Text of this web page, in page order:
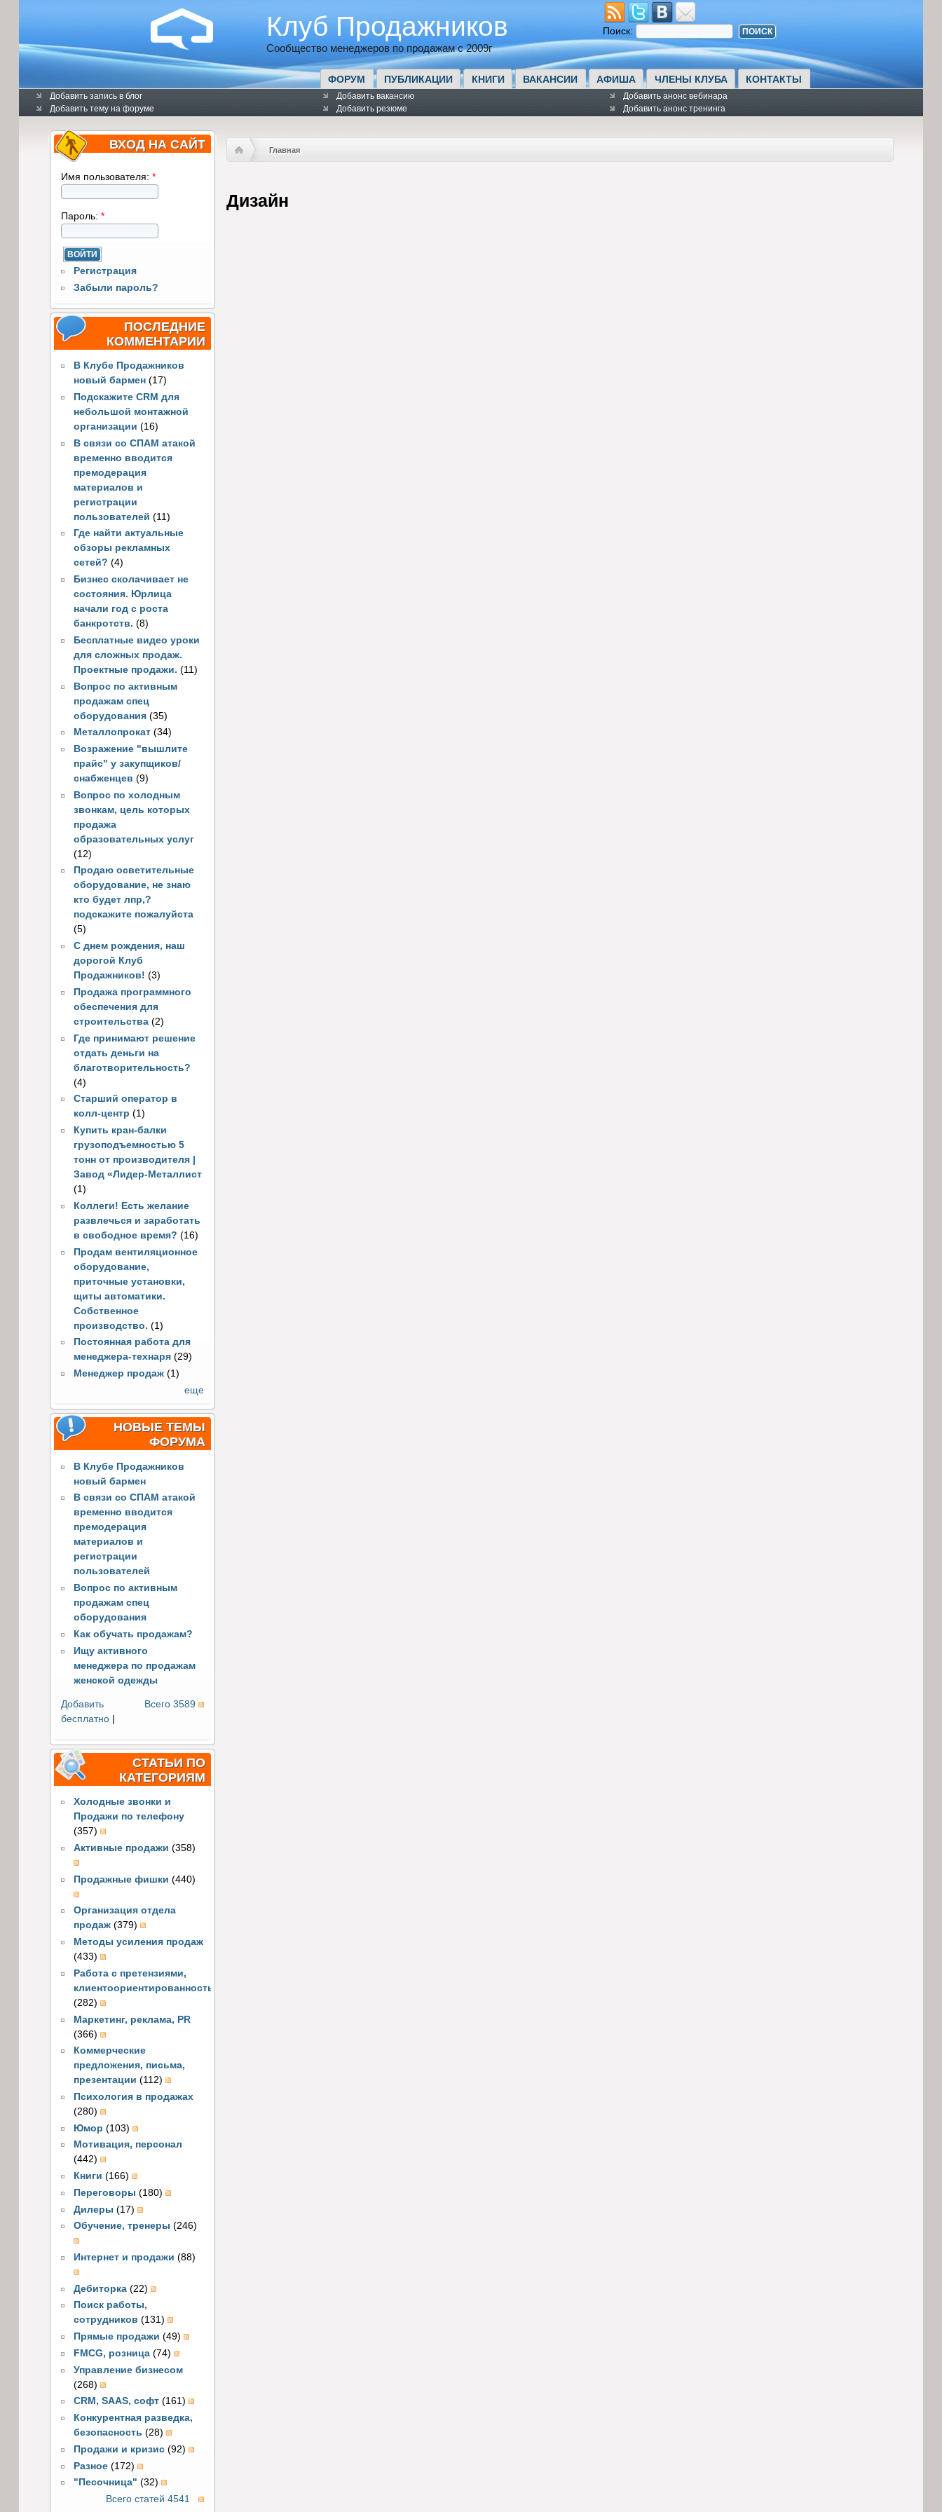
Клуб Продажников
Сообщество менеджеров по продажам с 2009г
Поиск:
ФОРУМ ПУБЛИКАЦИИ КНИГИ ВАКАНСИИ АФИША ЧЛЕНЫ КЛУБА КОНТАКТЫ
Добавить запись в блог
Добавить тему на форуме
Добавить вакансию
Добавить резюме
Добавить анонс вебинара
Добавить анонс тренинга
ВХОД НА САЙТ
Имя пользователя: *
Пароль: *
Регистрация
Забыли пароль?
ПОСЛЕДНИЕ
КОММЕНТАРИИ
В Клубе Продажников
новый бармен (17)
Подскажите CRM для
небольшой монтажной
организации (16)
В связи со СПАМ атакой
временно вводится
премодерация
материалов и
регистрации
пользователей (11)
Где найти актуальные
обзоры рекламных
сетей? (4)
Бизнес сколачивает не
состояния. Юрлица
начали год с роста
банкротств. (8)
Бесплатные видео уроки
для сложных продаж.
Проектные продажи. (11)
Вопрос по активным
продажам спец
оборудования (35)
Металлопрокат (34)
Возражение "вышлите
прайс" у закупщиков/
снабженцев (9)
Вопрос по холодным
звонкам, цель которых
продажа
образовательных услуг
(12)
Продаю осветительные
оборудование, не знаю
кто будет лпр,?
подскажите пожалуйста
(5)
С днем рождения, наш
дорогой Клуб
Продажников! (3)
Продажа программного
обеспечения для
строительства (2)
Где принимают решение
отдать деньги на
благотворительность?
(4)
Старший оператор в
колл-центр (1)
Купить кран-балки
грузоподъемностью 5
тонн от производителя |
Завод «Лидер-Металлист
(1)
Коллеги! Есть желание
развлечься и заработать
в свободное время? (16)
Продам вентиляционное
оборудование,
приточные установки,
щиты автоматики.
Собственное
производство. (1)
Постоянная работа для
менеджера-технаря (29)
Менеджер продаж (1)
еще
НОВЫЕ ТЕМЫ
ФОРУМА
В Клубе Продажников
новый бармен
В связи со СПАМ атакой
временно вводится
премодерация
материалов и
регистрации
пользователей
Вопрос по активным
продажам спец
оборудования
Как обучать продажам?
Ищу активного
менеджера по продажам
женской одежды
Всего 3589
Добавить
бесплатно|
СТАТЬИ ПО
КАТЕГОРИЯМ
Холодные звонки и
Продажи по телефону
(357)
Активные продажи (358)
Продажные фишки (440)
Организация отдела
продаж (379)
Методы усиления продаж
(433)
Работа с претензиями,
клиентоориентированность
(282)
Маркетинг, реклама, PR
(366)
Коммерческие
предложения, письма,
презентации (112)
Психология в продажах
(280)
Юмор (103)
Мотивация, персонал
(442)
Книги (166)
Переговоры (180)
Дилеры (17)
Обучение, тренеры (246)
Интернет и продажи (88)
Дебиторка (22)
Поиск работы,
сотрудников (131)
Прямые продажи (49)
FMCG, розница (74)
Управление бизнесом
(268)
CRM, SAAS, софт (161)
Конкурентная разведка,
безопасность (28)
Продажи и кризис (92)
Разное (172)
"Песочница" (32)
Всего статей 4541
Главная
Дизайн